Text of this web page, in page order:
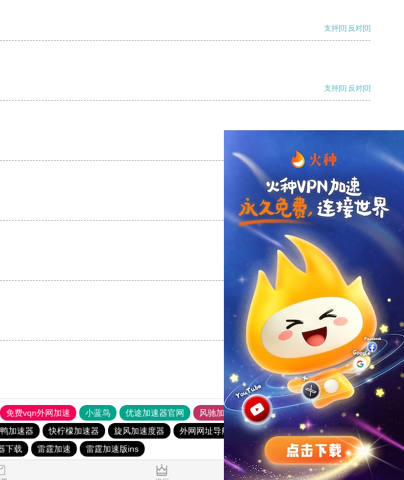
支持[0] 反对[0]
支持[0] 反对[0]
支持 [0] 反对[0]
支持[0] 反对
支持[0] 反对[0]
免费vqn外网加速 小蓝鸟 优途加速器官网 风驰加速器
旋风加速器
加速器 快柠檬加速器 旋风加速度器 外网网址导航 软件中心 雷霆加速
狂飙加速器
下载 雷霆加速 雷霆加速版ins